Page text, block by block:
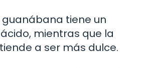
tiene un
mientras que la
a ser más dulce.